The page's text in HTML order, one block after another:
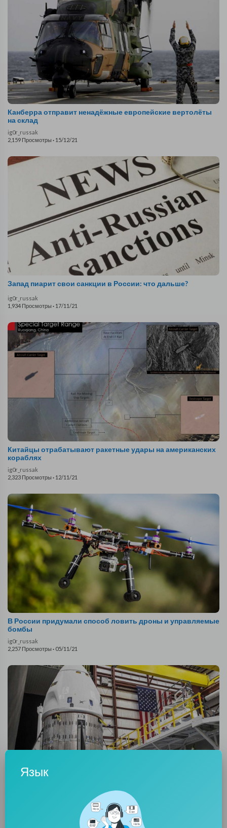
Канберра отправит ненадёжные европейские вертолёты
на склад
ig0r_russak
2,159 Просмотры · 15/12/21
Запад пиарит свои санкции в России: что дальше?
ig0r_russak
1,934 Просмотры · 17/11/21
Китайцы отрабатывают ракетные удары на американских
кораблях
ig0r_russak
2,323 Просмотры · 12/11/21
В России придумали способ ловить дроны и управляемые
бомбы
ig0r_russak
2,257 Просмотры · 05/11/21
SpaceX не озаботился герметизацией туалетов на своих
космических кораблях
Язык